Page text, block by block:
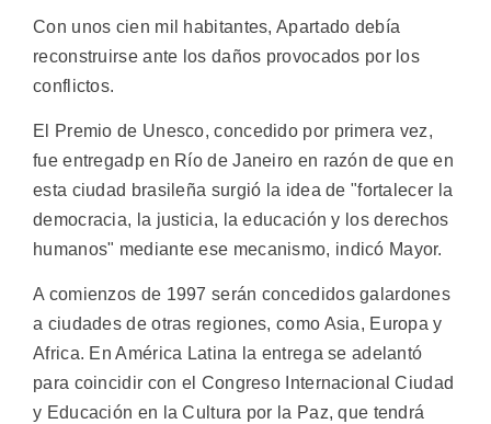
Con unos cien mil habitantes, Apartado debía
reconstruirse ante los daños provocados por los
conflictos.
El Premio de Unesco, concedido por primera vez,
fue entregadp en Río de Janeiro en razón de que en
esta ciudad brasileña surgió la idea de "fortalecer la
democracia, la justicia, la educación y los derechos
humanos" mediante ese mecanismo, indicó Mayor.
A comienzos de 1997 serán concedidos galardones
a ciudades de otras regiones, como Asia, Europa y
Africa. En América Latina la entrega se adelantó
para coincidir con el Congreso Internacional Ciudad
y Educación en la Cultura por la Paz, que tendrá